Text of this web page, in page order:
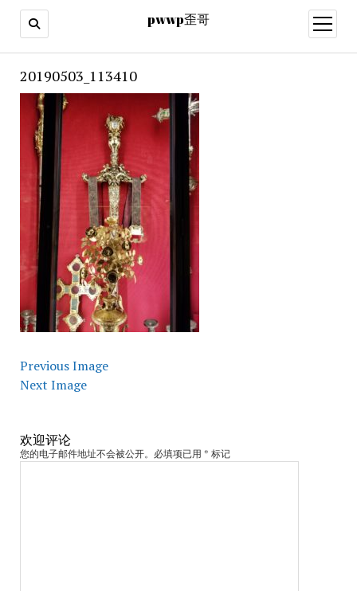
pwwp歪哥
open
menu
20190503_113410
Previous Image
Next Image
欢迎评论
您的电子邮件地址不会被公开。必填项已用 * 标记